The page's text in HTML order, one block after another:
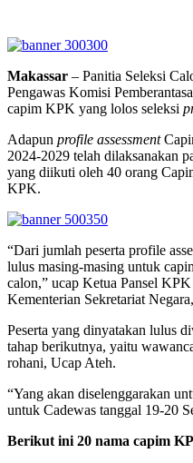
Makassar – Panitia Seleksi
Pengawas Komisi
capim KPK yang lolos seleksi
Adapun profile assessment
2024-2029 telah dilaksanakan
yang diikuti oleh 40 orang
KPK.
“Dari jumlah peserta profile
lulus masing-masing untuk
calon,” ucap Ketua Pansel
Kementerian Sekretariat
Peserta yang dinyatakan lulus
tahap berikutnya, yaitu
rohani, Ucap Ateh.
“Yang akan diselenggarakan
untuk Cadewas tanggal 19-20
Berikut ini 20 nama capim